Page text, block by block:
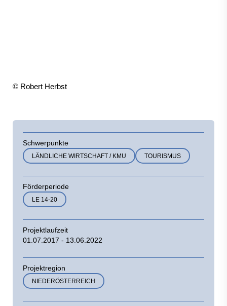
© Robert Herbst
Schwerpunkte
LÄNDLICHE WIRTSCHAFT / KMU TOURISMUS
Förderperiode
LE 14-20
Projektlaufzeit
01.07.2017 - 13.06.2022
Projektregion
NIEDERÖSTERREICH